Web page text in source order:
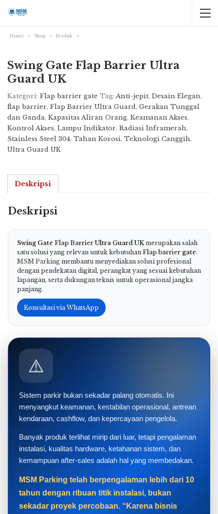
Home Shop Produk
Swing Gate Flap Barrier Ultra
Guard UK
Kategori: Flap barrier gate Tag: Anti-jepit, Desain Elegan,
flap barrier, Flap Barrier Ultra Guard, Gerakan Tunggal
dan Ganda, Kapasitas Aliran Orang, Keamanan Akses,
Kontrol Akses, Lampu Indikator, Radiasi Inframerah,
Stainless Steel 304, Tahan Korosi, Teknologi Canggih,
Ultra Guard UK
Deskripsi
Deskripsi
Swing Gate Flap Barrier Ultra Guard UK merupakan salah
satu solusi yang relevan untuk kebutuhan Flap barrier gate.
MSM Parking membantu menyediakan solusi profesional
dengan pendekatan digital, perangkat yang sesuai kebutuhan
lapangan, serta dukungan teknis untuk operasional jangka
panjang.
Konsultasi via WhatsApp
⚠️
Sistem parkir bukan sekadar palang otomatis. Ini
menyangkut keamanan, kestabilan operasional, antrean
kendaraan, cashflow, dan kepercayaan pengelola.
Banyak produk terlihat mirip dari luar, tetapi pengalaman
instalasi, kualitas hardware, ketahanan sistem, dan
kemampuan after-sales adalah hal yang membedakan.
MSM Parking telah berpengalaman lebih dari 10
tahun dengan ribuan titik instalasi, bukan
sekadar proyek percobaan. “Karena bisnis